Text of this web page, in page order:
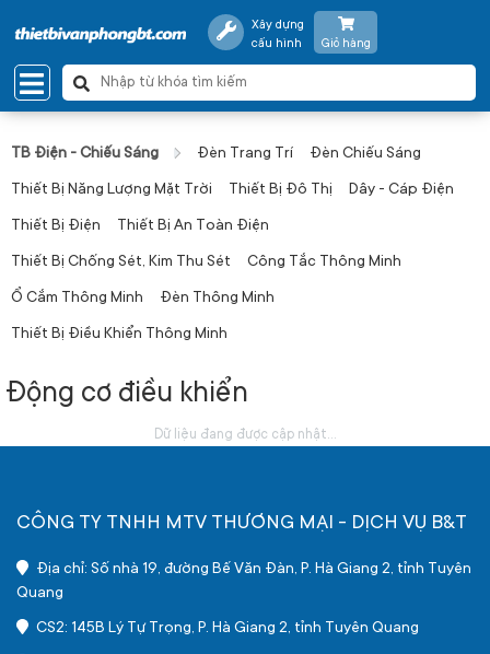
Xây dựng
cấu hình
Giỏ hàng
TB Điện - Chiếu Sáng Đèn Trang Trí Đèn Chiếu Sáng
Thiết Bị Năng Lượng Mặt Trời Thiết Bị Đô Thị Dây - Cáp Điện
Thiết Bị Điện Thiết Bị An Toàn Điện
Thiết Bị Chống Sét, Kim Thu Sét Công Tắc Thông Minh
Ổ Cắm Thông Minh Đèn Thông Minh
Thiết Bị Điều Khiển Thông Minh
Động cơ điều khiển
Dữ liệu đang được cập nhật...
CÔNG TY TNHH MTV THƯƠNG MẠI - DỊCH VỤ B&T
Địa chỉ: Số nhà 19, đường Bế Văn Đàn, P. Hà Giang 2, tỉnh Tuyên
Quang
CS2: 145B Lý Tự Trọng, P. Hà Giang 2, tỉnh Tuyên Quang